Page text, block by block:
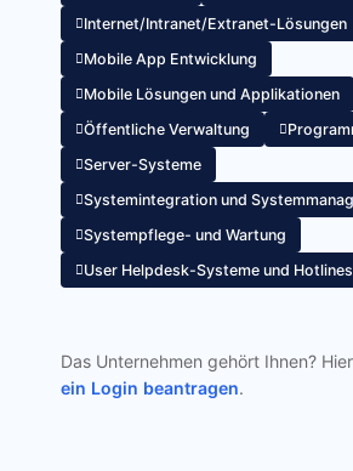
Internet/Intranet/Extranet-Lösungen
Mobile App Entwicklung
Mobile Lösungen und Applikationen
Öffentliche Verwaltung
Server-Systeme
Systemintegration und
Systempflege- und Wartung
User Helpdesk-Systeme und Hotlines
Das Unternehmen gehört Ihnen?
ein Login beantragen.